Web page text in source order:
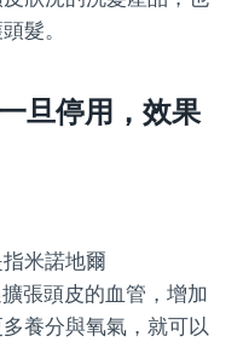
髮。
旦停用，效果
米諾地爾
張頭皮的血管，增加
養分與氧氣，就可以